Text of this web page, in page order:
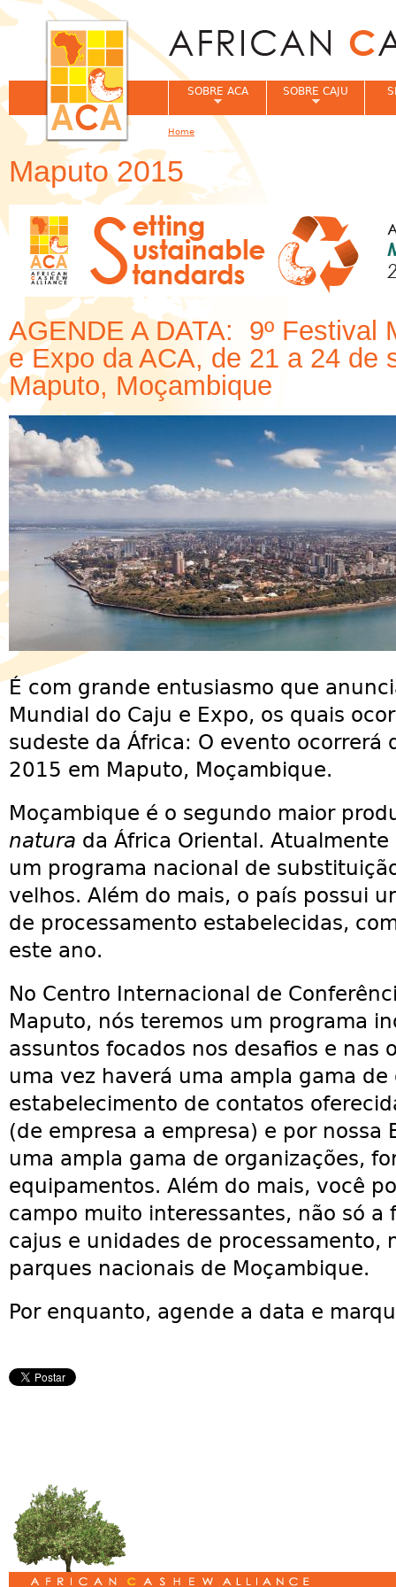
Maputo 2015
AGENDE A DATA: 9º Festival
e Expo da ACA, de 21 a 24 de
Maputo, Moçambique
É com grande entusiasmo que
Mundial do Caju e Expo, os quais
sudeste da África: O evento ocorrerá
2015 em Maputo, Moçambique.
Moçambique é o segundo maior
natura da África Oriental.
um programa nacional de
velhos. Além do mais, o país possui
de processamento estabelecidas,
este ano.
No Centro Internacional de
Maputo, nós teremos um programa
assuntos focados nos desafios e nas
uma vez haverá uma ampla gama
estabelecimento de contatos
(de empresa a empresa) e por nossa
uma ampla gama de organizações,
equipamentos. Além do mais, você
campo muito interessantes, não só a
cajus e unidades de processamento,
parques nacionais de Moçambique.
Por enquanto, agende a data e
SOBRE ACA SOBRE CAJU
You are here
Home